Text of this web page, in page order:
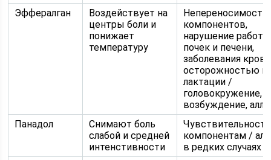
Эффералган
Воздействует на
центры боли и
понижает
температуру
Непереносимость
компонентов,
нарушение работы
почек и печени,
заболевания
осторожностью
лактации /
головокружение,
возбуждение,
Панадол
Снимают боль
слабой и средней
интенстивности
компонентам /
в редких случаях